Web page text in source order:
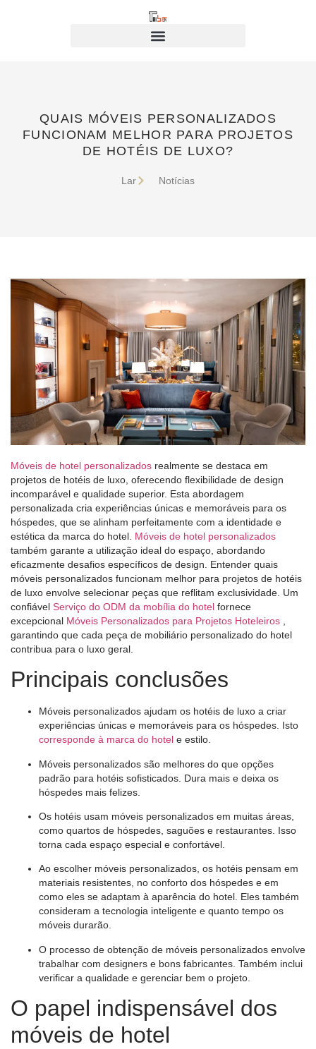
QUAIS MÓVEIS PERSONALIZADOS
FUNCIONAM MELHOR PARA PROJETOS
DE HOTÉIS DE LUXO?
Lar Notícias
Móveis de hotel personalizados realmente se destaca em
projetos de hotéis de luxo, oferecendo flexibilidade de design
incomparável e qualidade superior. Esta abordagem
personalizada cria experiências únicas e memoráveis ​​para os
hóspedes, que se alinham perfeitamente com a identidade e
estética da marca do hotel. Móveis de hotel personalizados
também garante a utilização ideal do espaço, abordando
eficazmente desafios específicos de design. Entender quais
móveis personalizados funcionam melhor para projetos de hotéis
de luxo envolve selecionar peças que reflitam exclusividade. Um
confiável Serviço do ODM da mobília do hotel fornece
excepcional Móveis Personalizados para Projetos Hoteleiros
garantindo que cada peça de mobiliário personalizado do hotel
contribua para o luxo geral.
Principais conclusões
Móveis personalizados ajudam os hotéis de luxo a criar
experiências únicas e memoráveis ​​para os hóspedes. Isto
corresponde à marca do hotel e estilo.
Móveis personalizados são melhores do que opções
padrão para hotéis sofisticados. Dura mais e deixa os
hóspedes mais felizes.
Os hotéis usam móveis personalizados em muitas áreas,
como quartos de hóspedes, saguões e restaurantes. Isso
torna cada espaço especial e confortável.
Ao escolher móveis personalizados, os hotéis pensam em
materiais resistentes, no conforto dos hóspedes e em
como eles se adaptam à aparência do hotel. Eles também
consideram a tecnologia inteligente e quanto tempo os
móveis durarão.
O processo de obtenção de móveis personalizados envolve
trabalhar com designers e bons fabricantes. Também inclui
verificar a qualidade e gerenciar bem o projeto.
O papel indispensável dos
móveis de hotel